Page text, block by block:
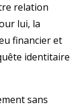
relation
lui, la
financier et
identitaire
sans